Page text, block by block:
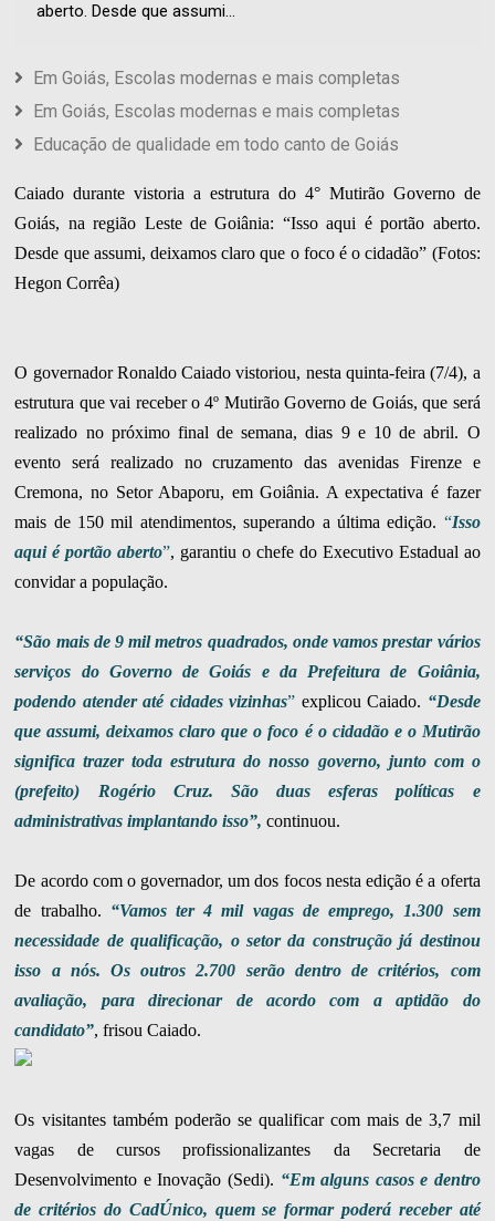
aberto. Desde que assumi...
Em Goiás, Escolas modernas e mais completas
Em Goiás, Escolas modernas e mais completas
Educação de qualidade em todo canto de Goiás
Caiado durante vistoria a estrutura do 4° Mutirão Governo de
Goiás, na região Leste de Goiânia: “Isso aqui é portão aberto.
Desde que assumi, deixamos claro que o foco é o cidadão” (Fotos:
Hegon Corrêa)
O governador Ronaldo Caiado vistoriou, nesta quinta-feira (7/4), a
estrutura que vai receber o 4º Mutirão Governo de Goiás, que será
realizado no próximo final de semana, dias 9 e 10 de abril. O
evento será realizado no cruzamento das avenidas Firenze e
Cremona, no Setor Abaporu, em Goiânia. A expectativa é fazer
mais de 150 mil atendimentos, superando a última edição. “Isso
aqui é portão aberto”, garantiu o chefe do Executivo Estadual ao
convidar a população.
“São mais de 9 mil metros quadrados, onde vamos prestar vários
serviços do Governo de Goiás e da Prefeitura de Goiânia,
podendo atender até cidades vizinhas” explicou Caiado. “Desde
que assumi, deixamos claro que o foco é o cidadão e o Mutirão
significa trazer toda estrutura do nosso governo, junto com o
(prefeito) Rogério Cruz. São duas esferas políticas e
administrativas implantando isso”, continuou.
De acordo com o governador, um dos focos nesta edição é a oferta
de trabalho. “Vamos ter 4 mil vagas de emprego, 1.300 sem
necessidade de qualificação, o setor da construção já destinou
isso a nós. Os outros 2.700 serão dentro de critérios, com
avaliação, para direcionar de acordo com a aptidão do
candidato”, frisou Caiado.
Os visitantes também poderão se qualificar com mais de 3,7 mil
vagas de cursos profissionalizantes da Secretaria de
Desenvolvimento e Inovação (Sedi). “Em alguns casos e dentro
de critérios do CadÚnico, quem se formar poderá receber até